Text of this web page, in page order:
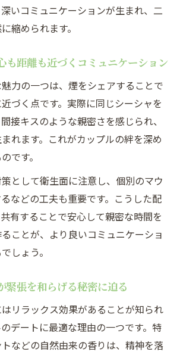
いコミュニケーションが生まれ、二
縮められます。
も距離も近づくコミュニケーション
力の一つは、煙をシェアすることで
づく点です。実際に同じシーシャを
接キスのような親密さを感じられ、
れます。これがカップルの絆を深め
です。
として衛生面に注意し、個別のマウ
などの工夫も重要です。こうした配
有することで安心して親密な時間を
ことが、より良いコミュニケーショ
しょう。
緊張を和らげる秘密に迫る
リラックス効果があることが知られ
デートに最適な理由の一つです。特
などの自然由来の香りは、精神を落